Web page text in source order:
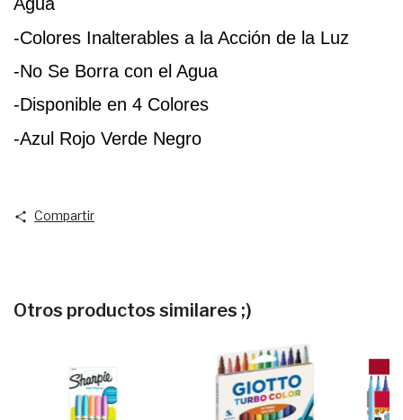
-Colores Inalterables a la Acción de la Luz
-No Se Borra con el Agua
-Disponible en 4 Colores
-Azul Rojo Verde Negro
Compartir
Otros productos similares ;)